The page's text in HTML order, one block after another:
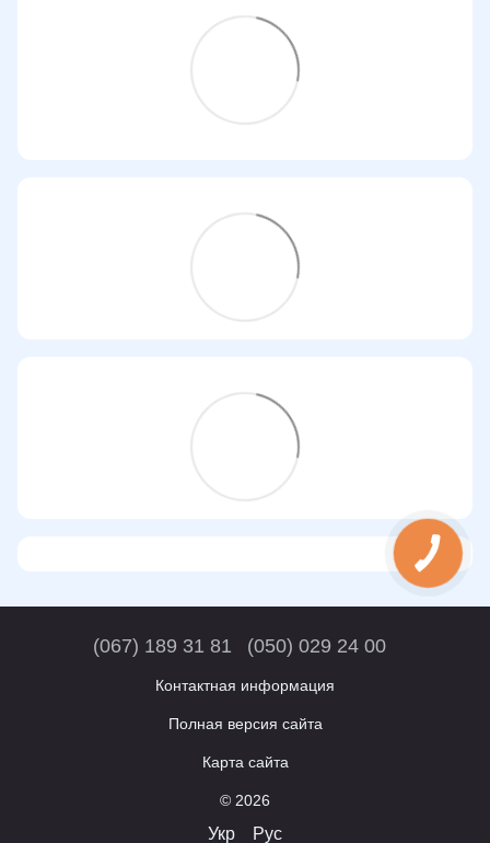
(067) 189 31 81 (050) 029 24 00
Контактная информация
Полная версия сайта
Карта сайта
© 2026
Укр Рус